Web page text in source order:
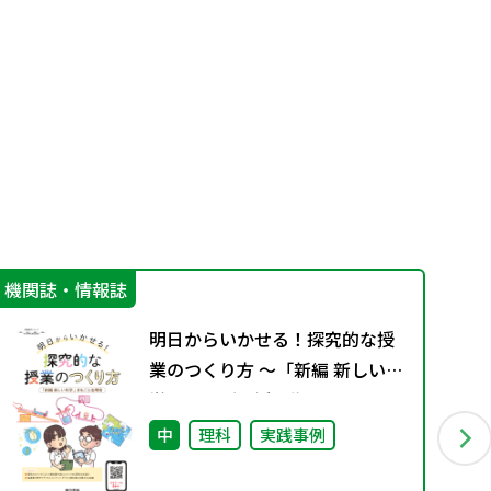
機関誌・情報誌
明日からいかせる！探究的な授
業のつくり方 ～「新編 新しい科
学」まるごと活用術～
中 理科 実践事例